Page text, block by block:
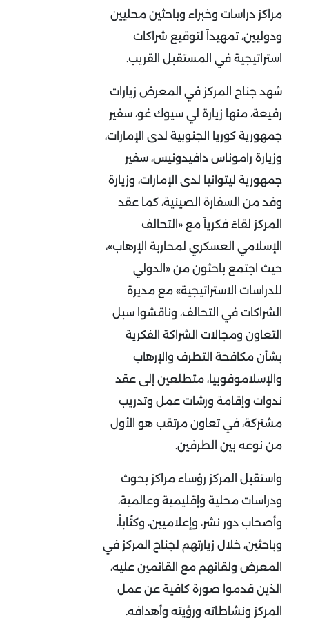
مراكز دراسات وخبراء وباحثين محليين
ودوليين، تمهيداً لتوقيع شراكات
استراتيجية في المستقبل القريب.
شهد جناح المركز في المعرض زيارات
رفيعة، منها زيارة لي سيوك غو، سفير
جمهورية كوريا الجنوبية لدى الإمارات،
وزيارة راموناس دافيدونيس، سفير
جمهورية ليتوانيا لدى الإمارات، وزيارة
وفد من السفارة الصينية، كما عقد
المركز لقاءً فكرياً مع «التحالف
الإسلامي العسكري لمحاربة الإرهاب»،
حيث اجتمع باحثون من «الدولي
للدراسات الاستراتيجية» مع مديرة
الشراكات في التحالف، وناقشوا سبل
التعاون ومجالات الشراكة الفكرية
بشأن مكافحة التطرف والإرهاب
والإسلاموفوبيا، متطلعين إلى عقد
ندوات وإقامة ورشات عمل وتدريب
مشتركة، في تعاون مرتقب هو الأول
من نوعه بين الطرفين.
واستقبل المركز رؤساء مراكز بحوث
ودراسات محلية وإقليمية وعالمية،
وأصحاب دور نشر، وإعلاميين، وكتّاباً،
وباحثين، خلال زيارتهم لجناح المركز في
المعرض ولقائهم مع القائمين عليه،
الذين قدموا صورة كافية عن عمل
المركز ونشاطاته ورؤيته وأهدافه.